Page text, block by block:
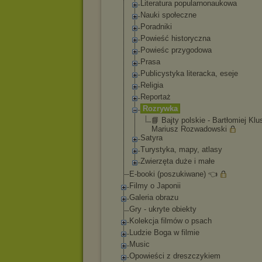
Literatura popularnonaukowa
Nauki społeczne
Poradniki
Powieść historyczna
Powieśc przygodowa
Prasa
Publicystyka literacka, eseje
Religia
Reportaż
Rozrywka
📘 Bajty polskie - Bartłomiej
Mariusz Rozwadowski
Satyra
Turystyka, mapy, atlasy
Zwierzęta duże i małe
E-booki (poszukiwane) 👈
Filmy o Japonii
Galeria obrazu
Gry - ukryte obiekty
Kolekcja filmów o psach
Ludzie Boga w filmie
Music
Opowieści z dreszczykiem